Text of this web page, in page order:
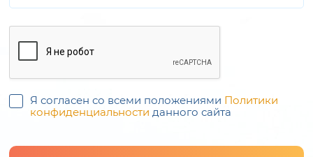
Я согласен со всеми положениями Политики
конфиденциальности данного сайта